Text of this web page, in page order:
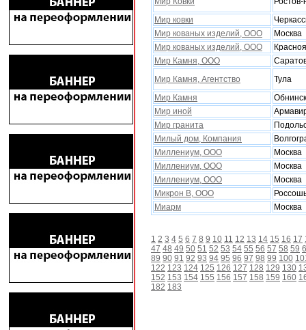
Мир ковки
Мир кованых изделий, ООО
Москва
Мир кованыx изделий, ООО
Мир Камня, ООО
Мир Камня, Агентство
Тула
Мир Камня
Обнинск
Мир иной
Мир гранита
Милый дом, Компания
Миллениум, ООО
Москва
Миллениум, ООО
Москва
Миллениум, ООО
Москва
Микрон В, ООО
Миарм
Москва
1 2 3 4 5 6 7 8 9 10 11 12 13 14 15 16 17
47 48 49 50 51 52 53 54 55 56 57 58 59
89 90 91 92 93 94 95 96 97 98 99 100
122 123 124 125 126 127 128 129 130
152 153 154 155 156 157 158 159 160
182 183